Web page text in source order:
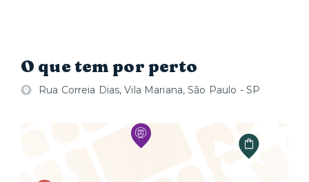
O que tem por perto
Rua Correia Dias, Vila Mariana, São Paulo - SP